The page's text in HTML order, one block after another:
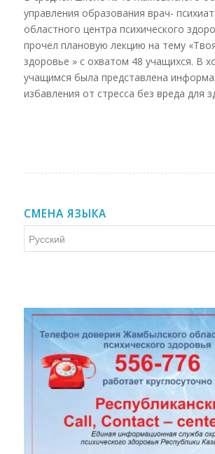
управления образования врач-
областного центра психического
прочел плановую лекцию на тему
здоровье » с охватом 48 учащихся. В
учащимся была представлена
избавления от стресса без вреда для
СМЕНА ЯЗЫКА
языка